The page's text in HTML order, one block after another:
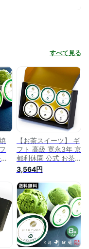
すべて見る
【お茶スイーツ】 ギ
フト 高級 寛永3年 京
都利休園 公式 お茶
アイス 濃すぎるセッ
ト まったり黒ほうじ
アイス100とまった
り宇治抹茶アイス
100 セット お歳暮
母の日 父の日 お中
元 贈り物 贈答品 プ
レゼント アイスクリ
ーム 計6個入り メー
カー直送 item-ice-
3,564円